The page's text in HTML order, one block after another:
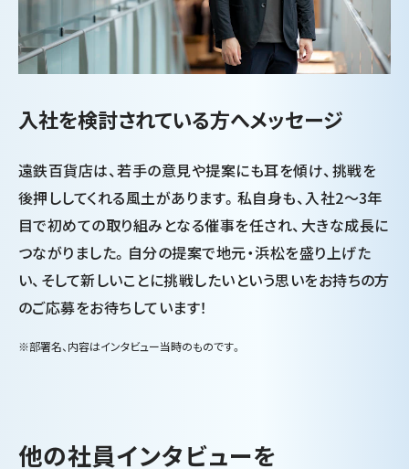
入社を検討されている方へメッセージ
遠鉄百貨店は、若手の意見や提案にも耳を傾け、挑戦を
後押ししてくれる風土があります。私自身も、入社2～3年
目で初めての取り組みとなる催事を任され、大きな成長に
つながりました。自分の提案で地元・浜松を盛り上げた
い、そして新しいことに挑戦したいという思いをお持ちの方
のご応募をお待ちしています！
※部署名、内容はインタビュー当時のものです。
他の社員インタビューを